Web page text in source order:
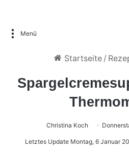
Menü
Startseite /
Christina Koch
Letztes Update Montag, 6 Januar